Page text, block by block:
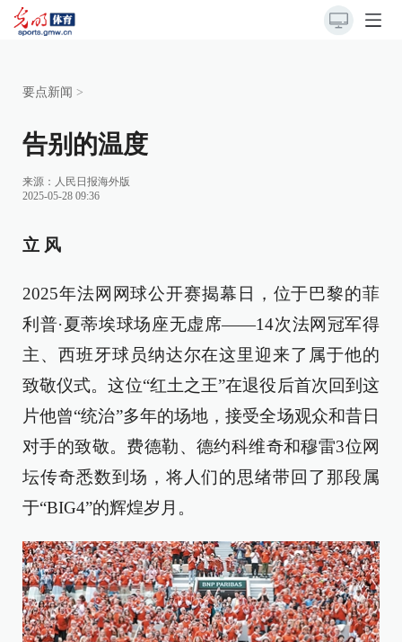
要点新闻 >
告别的温度
来源： 人民日报海外版
2025-05-28 09:36
立 风
2025年法网网球公开赛揭幕日，位于巴黎的菲
利普·夏蒂埃球场座无虚席——14次法网冠军得
主、西班牙球员纳达尔在这里迎来了属于他的
致敬仪式。这位“红土之王”在退役后首次回到这
片他曾“统治”多年的场地，接受全场观众和昔日
对手的致敬。费德勒、德约科维奇和穆雷3位网
坛传奇悉数到场，将人们的思绪带回了那段属
于“BIG4”的辉煌岁月。